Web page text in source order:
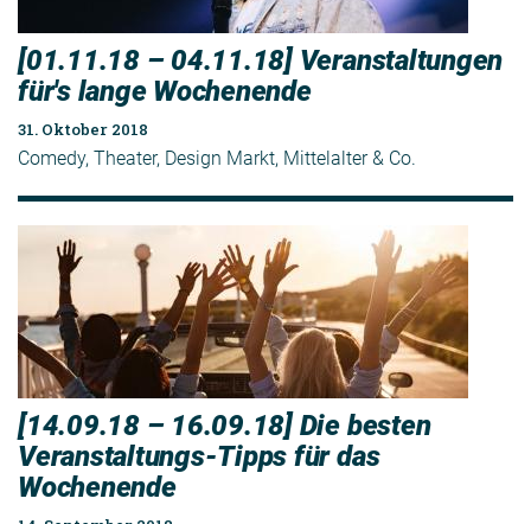
[01.11.18 – 04.11.18] Veranstaltungen
für's lange Wochenende
31. Oktober 2018
Comedy, Theater, Design Markt, Mittelalter & Co.
[14.09.18 – 16.09.18] Die besten
Veranstaltungs-Tipps für das
Wochenende